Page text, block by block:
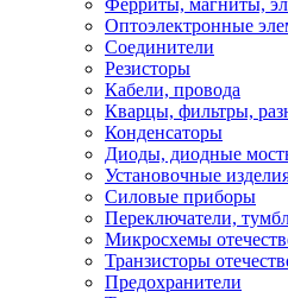
Ферриты, магниты,
Оптоэлектронные
Соединители
Резисторы
Кабели, провода
Кварцы, фильтры,
Конденсаторы
Диоды, диодные
Установочные
Силовые приборы
Переключатели,
Микросхемы
Транзисторы
Предохранители